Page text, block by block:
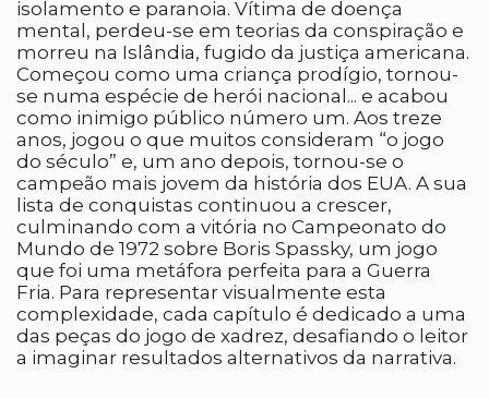
isolamento e paranoia. Vítima de doença
mental, perdeu-se em teorias da conspiração e
morreu na Islândia, fugido da justiça americana.
Começou como uma criança prodígio, tornou-
se numa espécie de herói nacional... e acabou
como inimigo público número um. Aos treze
anos, jogou o que muitos consideram “o jogo
do século” e, um ano depois, tornou-se o
campeão mais jovem da história dos EUA. A sua
lista de conquistas continuou a crescer,
culminando com a vitória no Campeonato do
Mundo de 1972 sobre Boris Spassky, um jogo
que foi uma metáfora perfeita para a Guerra
Fria. Para representar visualmente esta
complexidade, cada capítulo é dedicado a uma
das peças do jogo de xadrez, desafiando o leitor
a imaginar resultados alternativos da narrativa.